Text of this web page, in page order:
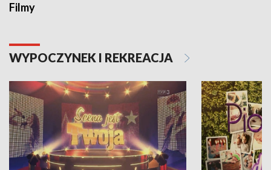
Filmy
WYPOCZYNEK I REKREACJA